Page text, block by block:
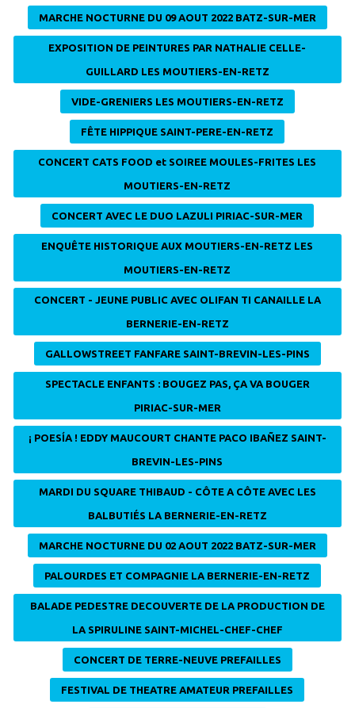
MARCHE NOCTURNE DU 09 AOUT 2022 BATZ-SUR-MER
EXPOSITION DE PEINTURES PAR NATHALIE CELLE-
GUILLARD LES MOUTIERS-EN-RETZ
VIDE-GRENIERS LES MOUTIERS-EN-RETZ
FÊTE HIPPIQUE SAINT-PERE-EN-RETZ
CONCERT CATS FOOD et SOIREE MOULES-FRITES LES
MOUTIERS-EN-RETZ
CONCERT AVEC LE DUO LAZULI PIRIAC-SUR-MER
ENQUÊTE HISTORIQUE AUX MOUTIERS-EN-RETZ LES
MOUTIERS-EN-RETZ
CONCERT - JEUNE PUBLIC AVEC OLIFAN TI CANAILLE LA
BERNERIE-EN-RETZ
GALLOWSTREET FANFARE SAINT-BREVIN-LES-PINS
SPECTACLE ENFANTS : BOUGEZ PAS, ÇA VA BOUGER
PIRIAC-SUR-MER
¡ POESÍA ! EDDY MAUCOURT CHANTE PACO IBAÑEZ SAINT-
BREVIN-LES-PINS
MARDI DU SQUARE THIBAUD - CÔTE A CÔTE AVEC LES
BALBUTIÉS LA BERNERIE-EN-RETZ
MARCHE NOCTURNE DU 02 AOUT 2022 BATZ-SUR-MER
PALOURDES ET COMPAGNIE LA BERNERIE-EN-RETZ
BALADE PEDESTRE DECOUVERTE DE LA PRODUCTION DE
LA SPIRULINE SAINT-MICHEL-CHEF-CHEF
CONCERT DE TERRE-NEUVE PREFAILLES
FESTIVAL DE THEATRE AMATEUR PREFAILLES